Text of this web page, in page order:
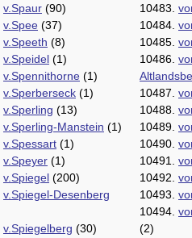
v.Spaur (90)
v.Spee (37)
v.Speeth (8)
v.Speidel (1)
v.Spennithorne (1)
v.Sperberseck (1)
v.Sperling (13)
v.Sperling-Manstein (1)
v.Spessart (1)
v.Speyer (1)
v.Spiegel (200)
v.Spiegel-Desenberg
v.Spiegelberg (30)
10483.
10484.
10485.
10486.
10487.
10488.
10489.
10490.
10491.
10492.
10493.
10494.
(2)